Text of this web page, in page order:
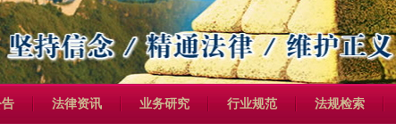
法律资讯 业务研究 行业规范 法规检索